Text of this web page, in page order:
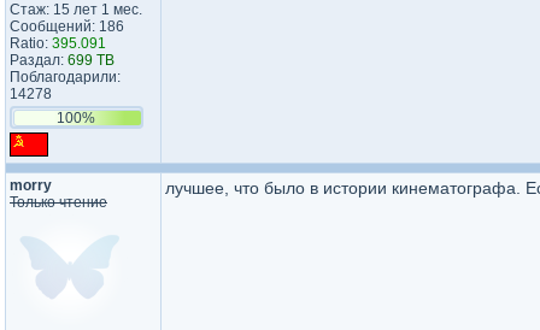
Стаж: 15 лет 1 мес.
Сообщений: 186
Ratio: 395.091
Раздал: 699 TB
Поблагодарили:
14278
100%
morry
Только чтение
лучшее, что было в истории кинематографа.